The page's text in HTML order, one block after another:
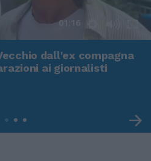
01:16
dall'ex compagna
ai giornalisti